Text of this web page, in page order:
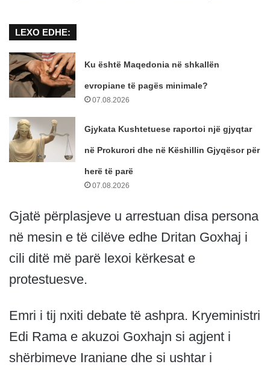
LEXO EDHE:
Ku është Maqedonia në shkallën
evropiane të pagës minimale?
07.08.2026
Gjykata Kushtetuese raportoi një gjyqtar
në Prokurori dhe në Këshillin Gjyqësor për
herë të parë
07.08.2026
Gjatë përplasjeve u arrestuan disa persona
në mesin e të cilëve edhe Dritan Goxhaj i
cili ditë më parë lexoi kërkesat e
protestuesve.
Emri i tij nxiti debate të ashpra. Kryeministri
Edi Rama e akuzoi Goxhajn si agjent i
shërbimeve Iraniane dhe si ushtar i